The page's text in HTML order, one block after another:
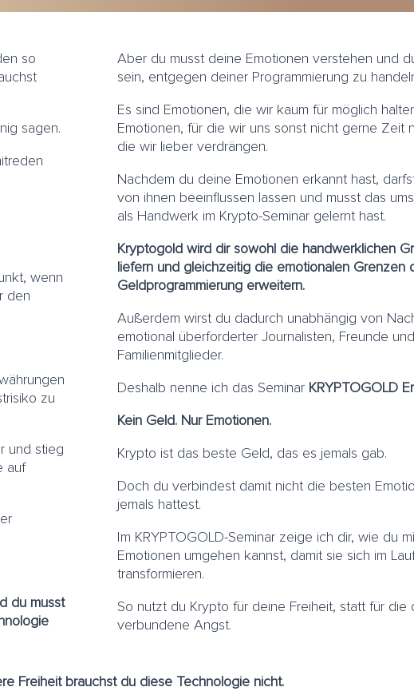
so
sagen.
wenn
den
zu
und stieg
auf
du musst
Aber du musst deine Emotionen verstehen und
sein, entgegen deiner Programmierung zu
Es sind Emotionen, die wir kaum für möglich
Emotionen, für die wir uns sonst nicht gerne Zeit
die wir lieber verdrängen.
Nachdem du deine Emotionen erkannt hast,
von ihnen beeinflussen lassen und musst das
als Handwerk im Krypto-Seminar gelernt hast.
Kryptogold wird dir sowohl die handwerklichen
liefern und gleichzeitig die emotionalen Grenzen
Geldprogrammierung erweitern.
Außerdem wirst du dadurch unabhängig von
emotional überforderter Journalisten, Freunde und
Familienmitglieder.
Deshalb nenne ich das Seminar KRYPTOGOLD
Kein Geld. Nur Emotionen.
Krypto ist das beste Geld, das es jemals gab.
Doch du verbindest damit nicht die besten
jemals hattest.
Im KRYPTOGOLD-Seminar zeige ich dir, wie du
Emotionen umgehen kannst, damit sie sich im
transformieren.
So nutzt du Krypto für deine Freiheit, statt für die
verbundene Angst.
Freiheit brauchst du diese Technologie nicht.